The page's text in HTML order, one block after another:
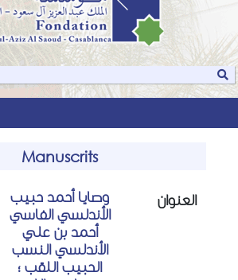
Manuscrits
وصايا أحمد حبيب
الأندلسي الفاسي
أحمد بن علي
الأندلسي النسب
الحبيب اللقب ؛
العنوان